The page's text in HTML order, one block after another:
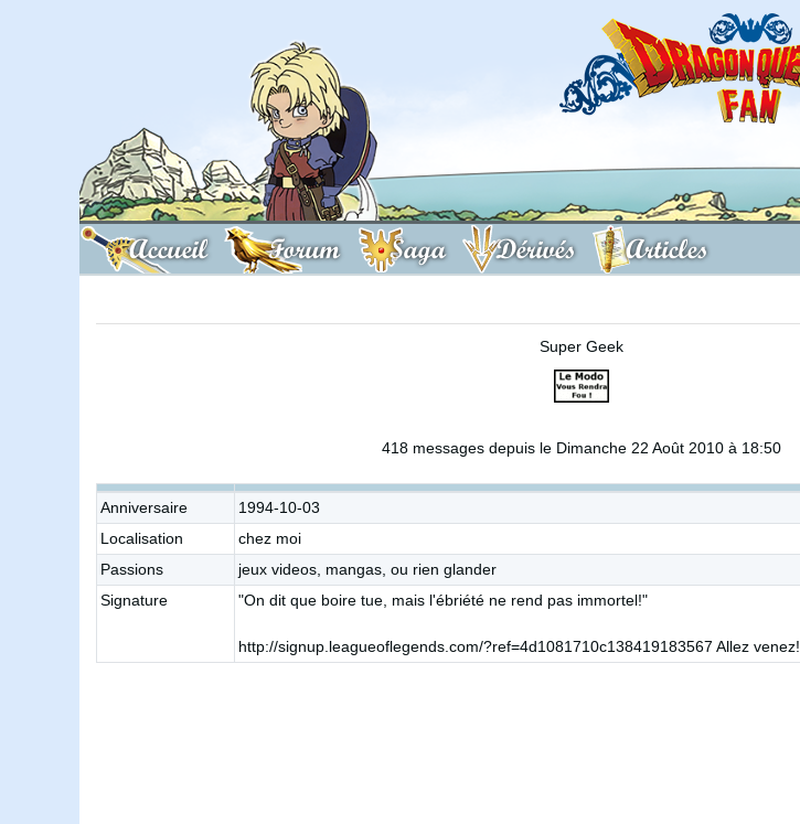
Accueil Forum Saga Dérivés Articles
Super Geek
418 messages depuis le Dimanche 22 Août 2010 à 18:50
Anniversaire
1994-10-03
Localisation
chez moi
Passions
jeux videos, mangas, ou rien glander
Signature
"On dit que boire tue, mais l'ébriété ne rend pas immortel!"
http://signup.leagueoflegends.com/?ref=4d1081710c138419183567 Allez venez!